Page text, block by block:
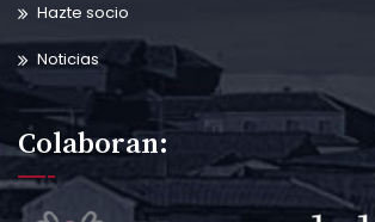
Hazte socio
Noticias
Colaboran: